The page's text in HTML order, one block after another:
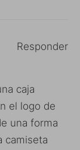
caja
el logo de
una forma
camiseta
Responder